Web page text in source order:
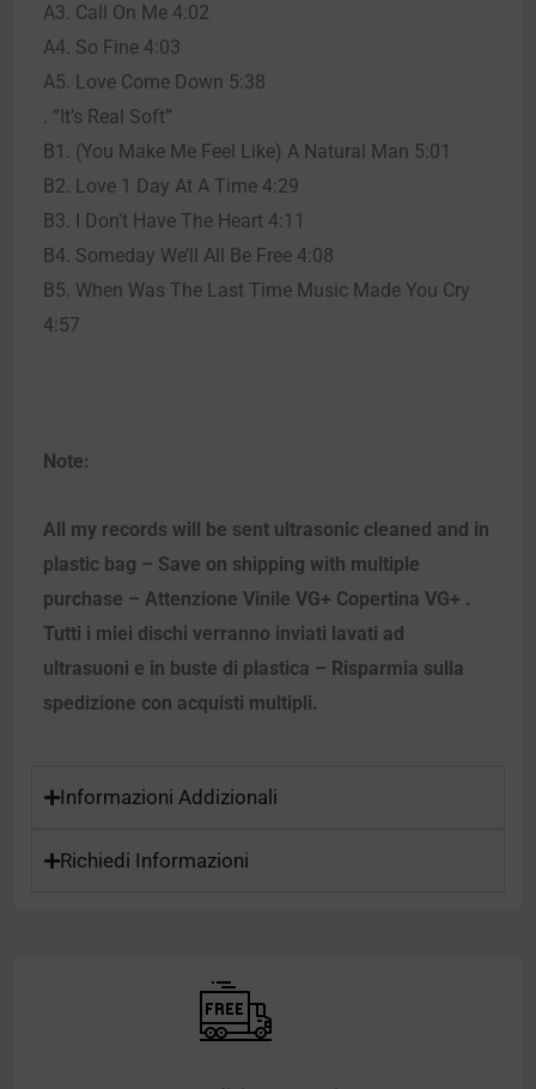
A3. Call On Me 4:02
A4. So Fine 4:03
A5. Love Come Down 5:38
. “It’s Real Soft”
B1. (You Make Me Feel Like) A Natural Man 5:01
B2. Love 1 Day At A Time 4:29
B3. I Don’t Have The Heart 4:11
B4. Someday We’ll All Be Free 4:08
B5. When Was The Last Time Music Made You Cry
4:57
Note:
All my records will be sent ultrasonic cleaned and in
plastic bag – Save on shipping with multiple
purchase – Attenzione Vinile VG+ Copertina VG+ .
Tutti i miei dischi verranno inviati lavati ad
ultrasuoni e in buste di plastica – Risparmia sulla
spedizione con acquisti multipli.
Informazioni Addizionali
Richiedi Informazioni